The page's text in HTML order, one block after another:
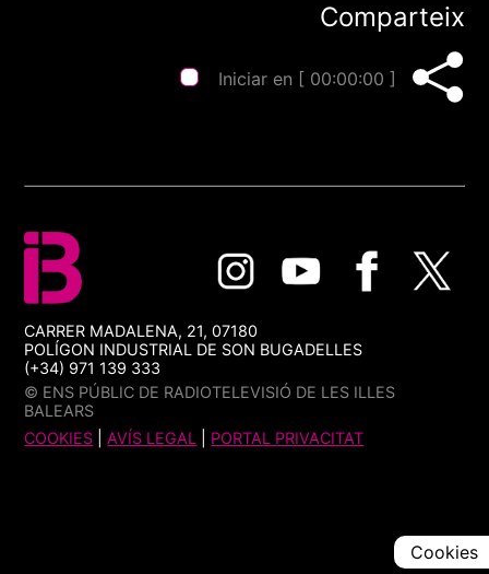
Comparteix
Iniciar en [ 00:00:00 ]
CARRER MADALENA, 21, 07180
POLÍGON INDUSTRIAL DE SON BUGADELLES
(+34) 971 139 333
© ENS PÚBLIC DE RADIOTELEVISIÓ DE LES ILLES
BALEARS
COOKIES |AVÍS LEGAL PORTAL PRIVACITAT
Cookies